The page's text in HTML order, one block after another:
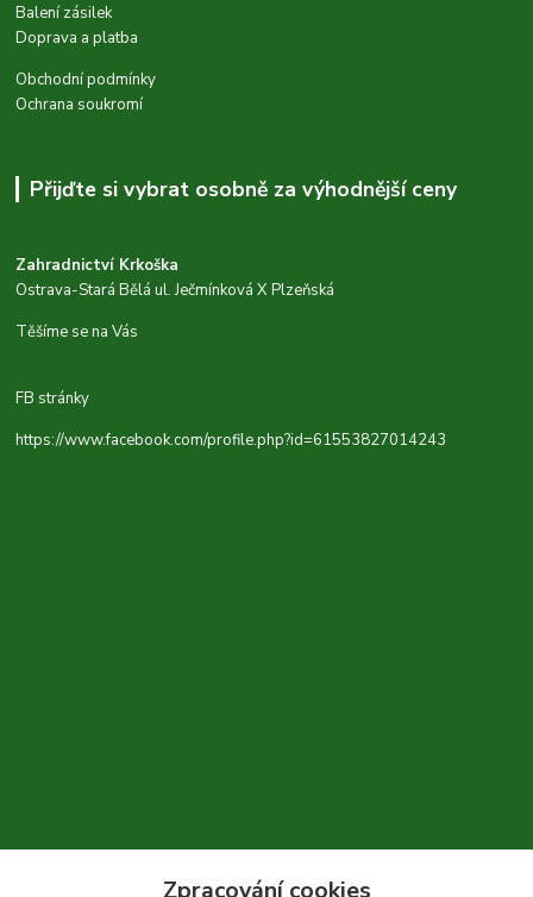
Balení zásilek
Doprava a platba
Obchodní podmínky
Ochrana soukromí
Přijďte si vybrat osobně za výhodnější ceny
Zahradnictví Krkoška
Ostrava-Stará Bělá ul. Ječmínková X Plzeňská
Těšíme se na Vás
FB stránky
https://www.facebook.com/profile.php?id=61553827014243
Zpracování cookies